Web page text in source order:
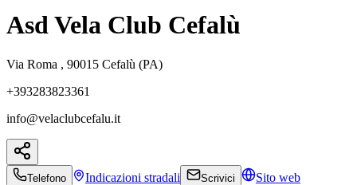
Asd Vela Club Cefalù
Via Roma , 90015 Cefalù (PA)
+393283823361
info@velaclubcefalu.it
Telefono Indicazioni stradali Scrivici Sito web